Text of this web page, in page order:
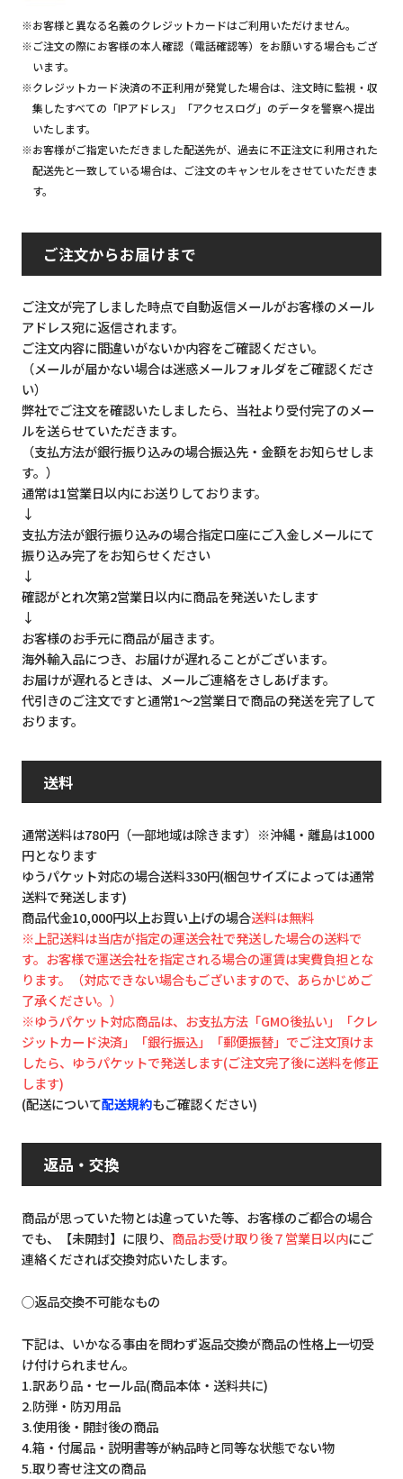
※お客様と異なる名義のクレジットカードはご利用いただけません。
※ご注文の際にお客様の本人確認（電話確認等）をお願いする場合もござ
います。
※クレジットカード決済の不正利用が発覚した場合は、注文時に監視・収
集したすべての「IPアドレス」「アクセスログ」のデータを警察へ提出
いたします。
※お客様がご指定いただきました配送先が、過去に不正注文に利用された
配送先と一致している場合は、ご注文のキャンセルをさせていただきま
す。
ご注文からお届けまで
ご注文が完了しました時点で自動返信メールがお客様のメール
アドレス宛に返信されます。
ご注文内容に間違いがないか内容をご確認ください。
（メールが届かない場合は迷惑メールフォルダをご確認くださ
い）
弊社でご注文を確認いたしましたら、当社より受付完了のメー
ルを送らせていただきます。
（支払方法が銀行振り込みの場合振込先・金額をお知らせしま
す。）
通常は1営業日以内にお送りしております。
↓
支払方法が銀行振り込みの場合指定口座にご入金しメールにて
振り込み完了をお知らせください
↓
確認がとれ次第2営業日以内に商品を発送いたします
↓
お客様のお手元に商品が届きます。
海外輸入品につき、お届けが遅れることがございます。
お届けが遅れるときは、メールご連絡をさしあげます。
代引きのご注文ですと通常1～2営業日で商品の発送を完了して
おります。
送料
通常送料は780円（一部地域は除きます）※沖縄・離島は1000
円となります
ゆうパケット対応の場合送料330円(梱包サイズによっては通常
送料で発送します)
商品代金10,000円以上お買い上げの場合送料は無料
※上記送料は当店が指定の運送会社で発送した場合の送料で
す。お客様で運送会社を指定される場合の運賃は実費負担とな
ります。（対応できない場合もございますので、あらかじめご
了承ください。）
※ゆうパケット対応商品は、お支払方法「GMO後払い」「クレ
ジットカード決済」「銀行振込」「郵便振替」でご注文頂けま
したら、ゆうパケットで発送します(ご注文完了後に送料を修正
します)
(配送について配送規約もご確認ください)
返品・交換
商品が思っていた物とは違っていた等、お客様のご都合の場合
でも、【未開封】に限り、 商品お受け取り後７営業日以内にご
連絡くだされば交換対応いたします。
◯返品交換不可能なもの
下記は、いかなる事由を問わず返品交換が商品の性格上一切受
け付けられません。
1.訳あり品・セール品(商品本体・送料共に)
2.防弾・防刃用品
3.使用後・開封後の商品
4.箱・付属品・説明書等が納品時と同等な状態でない物
5.取り寄せ注文の商品